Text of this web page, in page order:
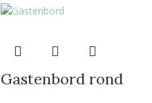
Gastenbord rond